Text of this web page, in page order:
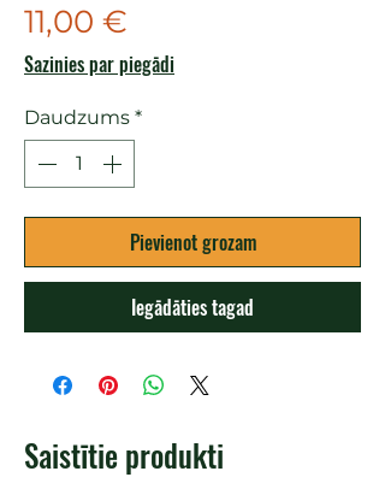
11,00 €
Sazinies par piegādi
Daudzums *
Pievienot grozam
Iegādāties tagad
Saistītie produkti